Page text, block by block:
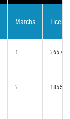
Matchs
1 26572
2 18559